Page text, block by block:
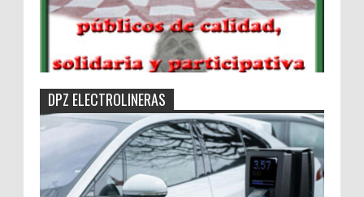
DPZ ELECTROLINERAS